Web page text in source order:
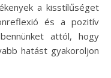
a kisstílűséget
és a pozitív
attól, hogy
hatást gyakoroljon